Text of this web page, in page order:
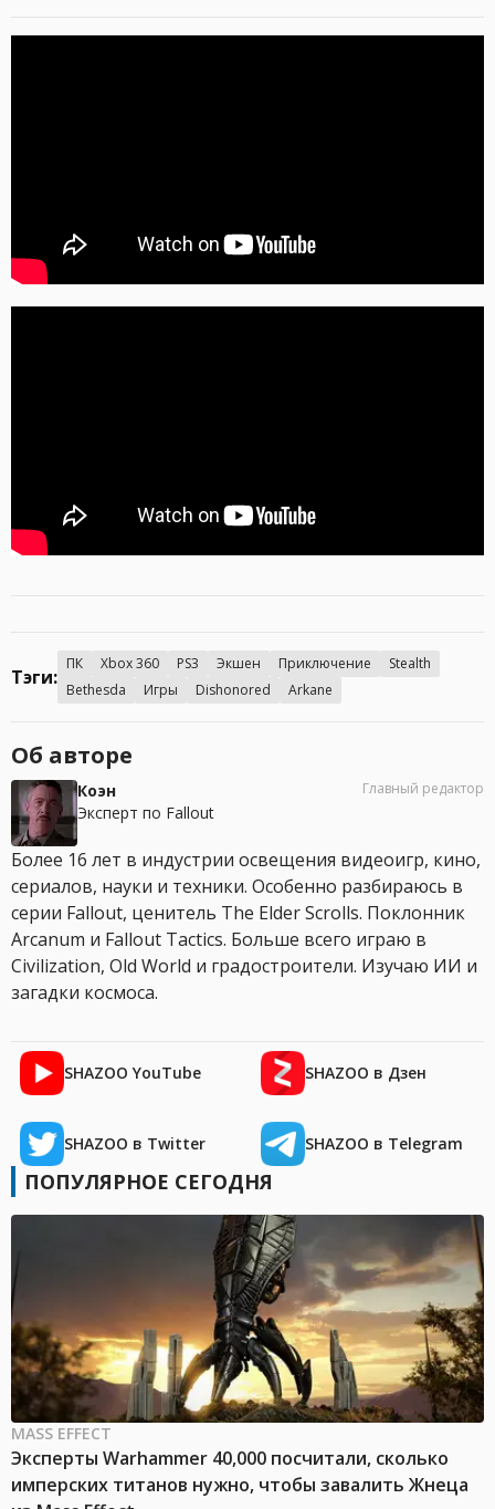
Тэги:
ПК Xbox 360 PS3 Экшен Приключение
Stealth
Bethesda
Игры Dishonored Arkane
Об авторе
Коэн
Эксперт по Fallout
Главный редактор
Более 16 лет в индустрии освещения видеоигр, кино,
сериалов, науки и техники. Особенно разбираюсь в
серии Fallout, ценитель The Elder Scrolls. Поклонник
Arcanum и Fallout Tactics. Больше всего играю в
Civilization, Old World и градостроители. Изучаю ИИ и
загадки космоса.
SHAZOO YouTube SHAZOO в Дзен
SHAZOO в Twitter SHAZOO в Telegram
ПОПУЛЯРНОЕ СЕГОДНЯ
MASS EFFECT
Эксперты Warhammer 40,000 посчитали, сколько
имперских титанов нужно, чтобы завалить Жнеца